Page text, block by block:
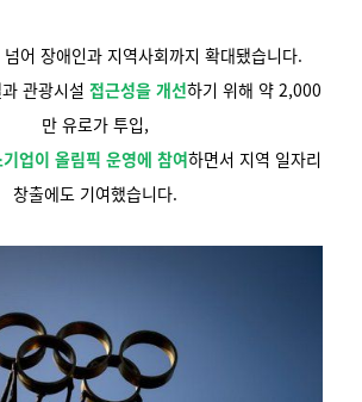
어 장애인과 지역사회까지 확대됐습니다.
관광시설 접근성을 개선하기 위해 약 2,000
만 유로가 투입,
업이 올림픽 운영에 참여하면서 지역 일자리
창출에도 기여했습니다.